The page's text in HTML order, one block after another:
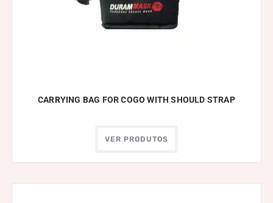
CARRYING BAG FOR COGO WITH SHOULD STRAP
VER PRODUTOS